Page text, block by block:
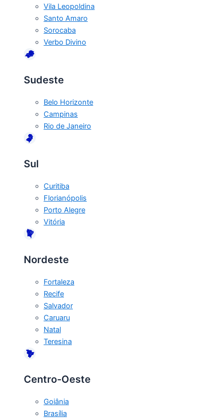
Vila Leopoldina
Santo Amaro
Sorocaba
Verbo Divino
Sudeste
Belo Horizonte
Campinas
Rio de Janeiro
Sul
Curitiba
Florianópolis
Porto Alegre
Vitória
Nordeste
Fortaleza
Recife
Salvador
Caruaru
Natal
Teresina
Centro-Oeste
Goiânia
Brasília